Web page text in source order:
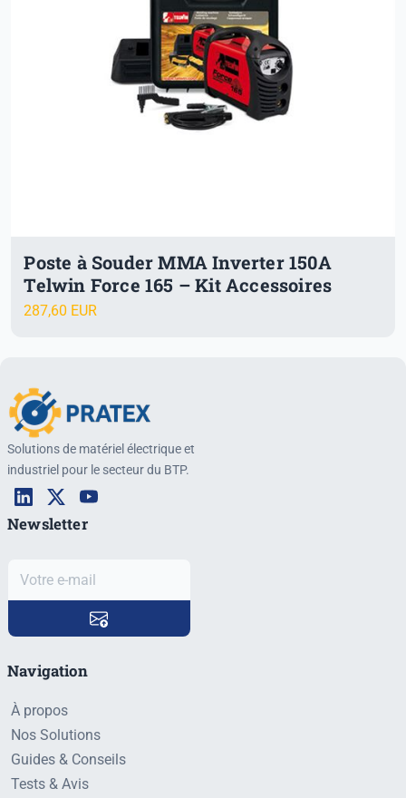
Poste à Souder MMA Inverter 150A
Telwin Force 165 – Kit Accessoires
287,60 EUR
Solutions de matériel électrique et
industriel pour le secteur du BTP.
Navigation
À propos
Nos Solutions
Guides & Conseils
Tests & Avis
Newsletter